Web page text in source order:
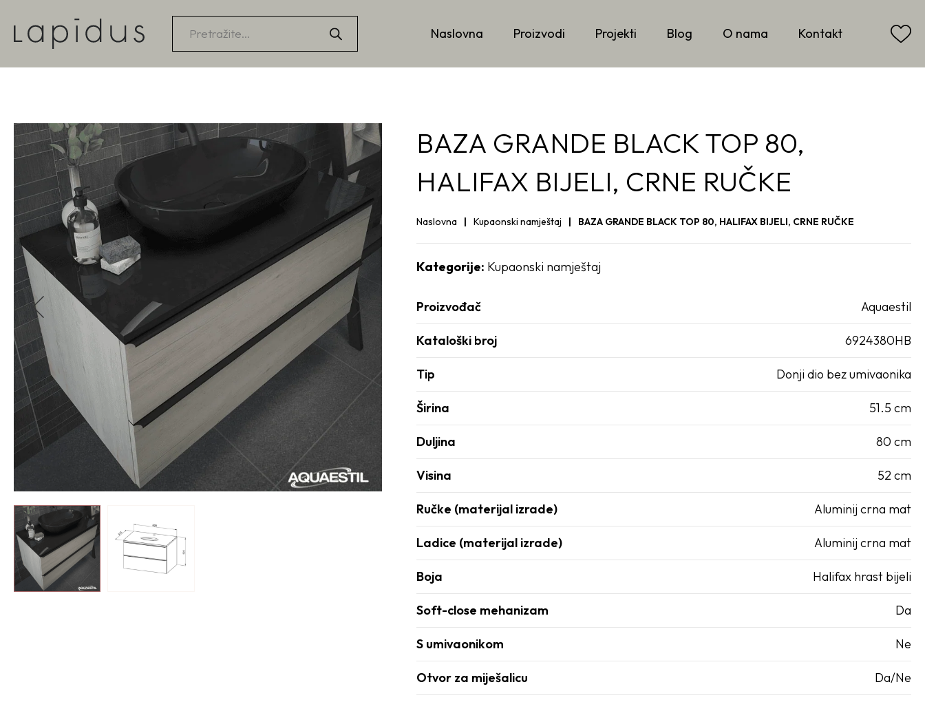
Products
search
Naslovna Proizvodi Projekti Blog O nama Kontakt
BAZA GRANDE BLACK TOP 80,
HALIFAX BIJELI, CRNE RUČKE
Naslovna Kupaonski namještaj BAZA GRANDE BLACK TOP 80, HALIFAX BIJELI, CRNE RUČKE
Kategorije: Kupaonski namještaj
Proizvođač Aquaestil
Kataloški broj 6924380HB
Tip Donji dio bez umivaonika
Širina 51.5 cm
Duljina 80 cm
Visina 52 cm
Ručke (materijal izrade) Aluminij crna mat
Ladice (materijal izrade) Aluminij crna mat
Boja Halifax hrast bijeli
Soft-close mehanizam Da
S umivaonikom Ne
Otvor za miješalicu Da/Ne